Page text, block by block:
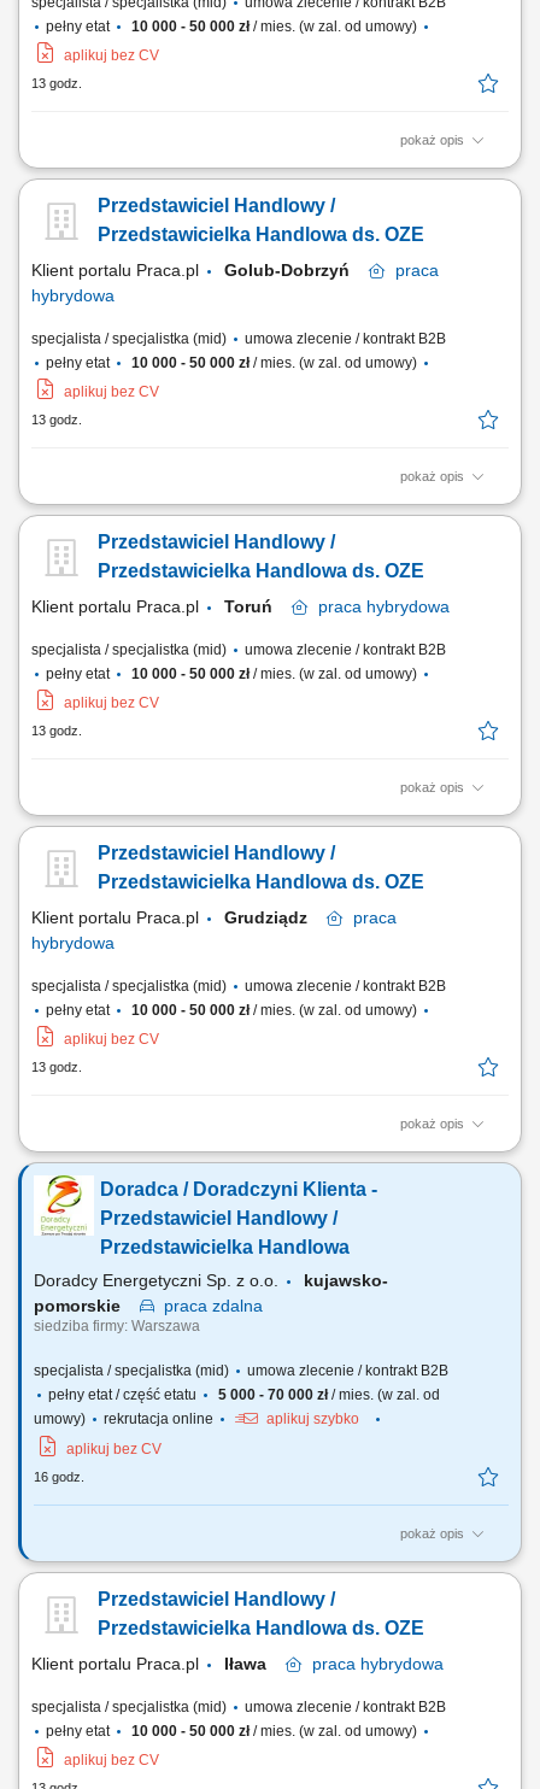
pełny etat
10 000 - 50 000 zł/ mies. (w zal. od umowy)
aplikuj bez CV
13 godz.
pokaż opis
Doradzanie klientom w zakresie nowoczesnych rozwiązań z obszaru
prowadzenie spotkań handlowych. Przygotowywanie ofert i
finalizowanie sprzedaży. Budowanie długofalowych relacji z klientami.
Przedstawiciel Handlowy /
Przedstawicielka Handlowa ds. OZE
Klient portalu Praca.pl Golub-Dobrzyń
praca
hybrydowa
specjalista / specjalistka (mid)
umowa zlecenie / kontrakt B2B
pełny etat
10 000 - 50 000 zł/ mies. (w zal. od umowy)
aplikuj bez CV
13 godz.
pokaż opis
Doradzanie klientom w zakresie nowoczesnych rozwiązań z obszaru
prowadzenie spotkań handlowych. Przygotowywanie ofert i
finalizowanie sprzedaży. Budowanie długofalowych relacji z klientami.
Przedstawiciel Handlowy /
Przedstawicielka Handlowa ds. OZE
Klient portalu Praca.pl Toruń praca hybrydowa
specjalista / specjalistka (mid)
umowa zlecenie / kontrakt B2B
pełny etat
10 000 - 50 000 zł/ mies. (w zal. od umowy)
aplikuj bez CV
13 godz.
pokaż opis
Doradzanie klientom w zakresie nowoczesnych rozwiązań z obszaru
prowadzenie spotkań handlowych. Przygotowywanie ofert i
finalizowanie sprzedaży. Budowanie długofalowych relacji z klientami.
Przedstawiciel Handlowy /
Przedstawicielka Handlowa ds. OZE
Klient portalu Praca.pl Grudziądz
praca
hybrydowa
specjalista / specjalistka (mid)
umowa zlecenie / kontrakt B2B
pełny etat
10 000 - 50 000 zł/ mies. (w zal. od umowy)
aplikuj bez CV
13 godz.
pokaż opis
Doradzanie klientom w zakresie nowoczesnych rozwiązań z obszaru
odnawialnych źródeł energii. Aktywne pozyskiwanie klientów oraz
prowadzenie spotkań handlowych. Przygotowywanie ofert i
finalizowanie sprzedaży. Budowanie długofalowych relacji z klientami.
Raportowanie prowadzonych działań...
Doradca / Doradczyni Klienta -
Przedstawiciel Handlowy /
Przedstawicielka Handlowa
Doradcy Energetyczni Sp. z o.o.
kujawsko-
pomorskie
praca zdalna
siedziba firmy: Warszawa
specjalista / specjalistka (mid)
umowa zlecenie / kontrakt B2B
pełny etat / część etatu
5 000 - 70 000 zł/ mies. (w zal. od
umowy)
rekrutacja online
aplikuj szybko
aplikuj bez CV
16 godz.
pokaż opis
Co będziesz robić? Doradzać firmom – pomagasz klientowi
dopasowane do ich potrzeb i profilu zużycia; Budować relacje –
pracujesz z klientami przez wiele lat, nie tylko na „jedną transakcję”
Przedstawiciel Handlowy /
Przedstawicielka Handlowa ds. OZE
Klient portalu Praca.pl Iława praca hybrydowa
specjalista / specjalistka (mid)
umowa zlecenie / kontrakt B2B
pełny etat
10 000 - 50 000 zł/ mies. (w zal. od umowy)
aplikuj bez CV